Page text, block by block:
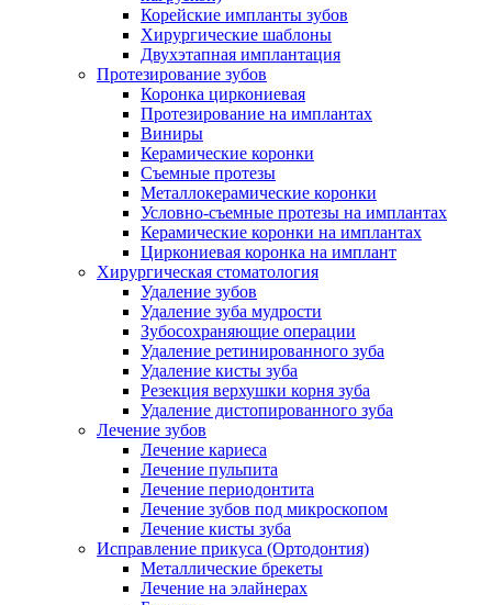
Корейские импланты зубов
Хирургические шаблоны
Двухэтапная имплантация
Протезирование зубов
Коронка циркониевая
Протезирование на имплантах
Виниры
Керамические коронки
Съемные протезы
Металлокерамические коронки
Условно-съемные протезы на имплантах
Керамические коронки на имплантах
Циркониевая коронка на имплант
Хирургическая стоматология
Удаление зубов
Удаление зуба мудрости
Зубосохраняющие операции
Удаление ретинированного зуба
Удаление кисты зуба
Резекция верхушки корня зуба
Удаление дистопированного зуба
Лечение зубов
Лечение кариеса
Лечение пульпита
Лечение периодонтита
Лечение зубов под микроскопом
Лечение кисты зуба
Исправление прикуса (Ортодонтия)
Металлические брекеты
Лечение на элайнерах